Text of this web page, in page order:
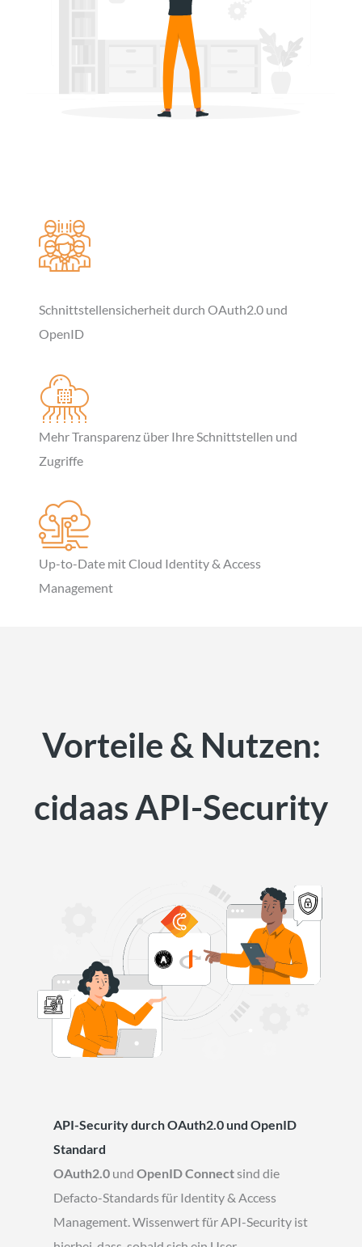
Schnittstellensicherheit durch OAuth2.0 und
OpenID
Mehr Transparenz über Ihre Schnittstellen und
Zugriffe
Up-to-Date mit Cloud Identity & Access
Management
Vorteile & Nutzen:
cidaas API-Security
API-Security durch OAuth2.0 und OpenID
Standard
OAuth2.0und OpenID Connectsind die
Defacto-Standards für Identity & Access
Management. Wissenwert für API-Security ist